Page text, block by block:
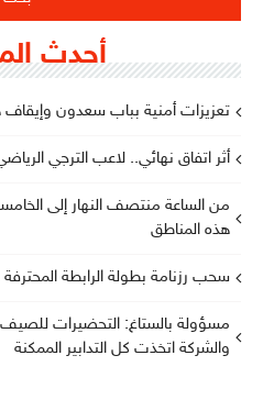
أحدث
تعزيزات أمنية بباب سعدون وإيقاف
أثر اتفاق نهائي.. لاعب الترجي
من الساعة منتصف النهار إلى
هذه المناطق
سحب رزنامة بطولة الرابطة المحترفة
والشركة اتخذت كل التدابير الممكنة